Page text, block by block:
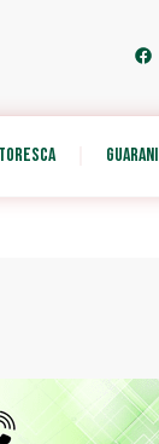
GUARANI